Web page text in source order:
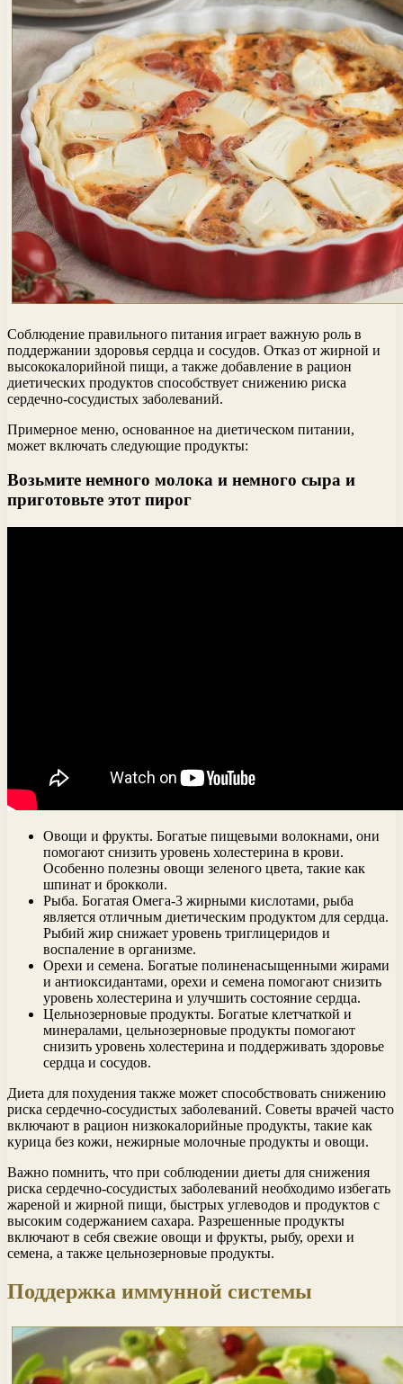
Соблюдение правильного питания играет важную роль в
поддержании здоровья сердца и сосудов. Отказ от жирной и
высококалорийной пищи, а также добавление в рацион
диетических продуктов способствует снижению риска
сердечно-сосудистых заболеваний.
Примерное меню, основанное на диетическом питании,
может включать следующие продукты:
Возьмите немного молока и немного сыра и
приготовьте этот пирог
Овощи и фрукты. Богатые пищевыми волокнами, они
помогают снизить уровень холестерина в крови.
Особенно полезны овощи зеленого цвета, такие как
шпинат и брокколи.
Рыба. Богатая Омега-3 жирными кислотами, рыба
является отличным диетическим продуктом для сердца.
Рыбий жир снижает уровень триглицеридов и
воспаление в организме.
Орехи и семена. Богатые полиненасыщенными жирами
и антиоксидантами, орехи и семена помогают снизить
уровень холестерина и улучшить состояние сердца.
Цельнозерновые продукты. Богатые клетчаткой и
минералами, цельнозерновые продукты помогают
снизить уровень холестерина и поддерживать здоровье
сердца и сосудов.
Диета для похудения также может способствовать снижению
риска сердечно-сосудистых заболеваний. Советы врачей часто
включают в рацион низкокалорийные продукты, такие как
курица без кожи, нежирные молочные продукты и овощи.
Важно помнить, что при соблюдении диеты для снижения
риска сердечно-сосудистых заболеваний необходимо избегать
жареной и жирной пищи, быстрых углеводов и продуктов с
высоким содержанием сахара. Разрешенные продукты
включают в себя свежие овощи и фрукты, рыбу, орехи и
семена, а также цельнозерновые продукты.
Поддержка иммунной системы